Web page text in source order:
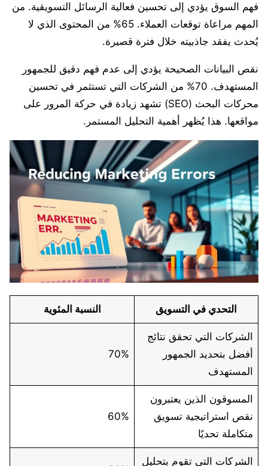
فهم السوق يؤدي إلى تحسين فعالية الرسائل التسويقية. من
المهم مراعاة توقعات العملاء. 65% من المحتوى الذي لا
يُحدث يفقد جاذبيته خلال فترة قصيرة.
نقص البيانات الصحيحة يؤدي إلى عدم فهم دقيق للجمهور
المستهدف. 70% من الشركات التي تستثمر في تحسين
محركات البحث (SEO) تشهد زيادة في حركة المرور على
مواقعها. هذا يُظهر أهمية التحليل المستمر.
التحدي في التسويق النسبة المئوية
الشركات التي تحقق نتائج
أفضل بتحديد الجمهور
المستهدف
70%
المسوقون الذين يعتبرون
نقص استراتيجية تسويق
متكاملة تحديًا
60%
الشركات التي تقوم بتحليل